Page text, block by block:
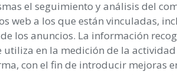
el seguimiento y análisis del
web a los que están vinculadas,
los anuncios. La información
utiliza en la medición de la
con el fin de introducir mejoras